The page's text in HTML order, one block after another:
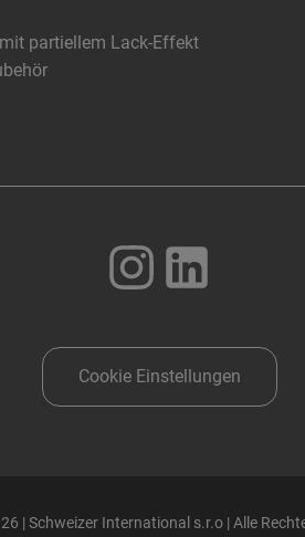
partiellem Lack-Effekt
Cookie Einstellungen
| Schweizer International s.r.o | Alle